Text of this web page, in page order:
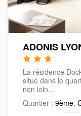
ADONIS
La résidence
situé dans le
non loin...
Quartier : 9ème,